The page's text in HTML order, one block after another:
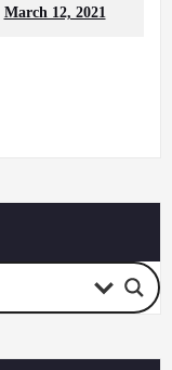
March 12, 2021